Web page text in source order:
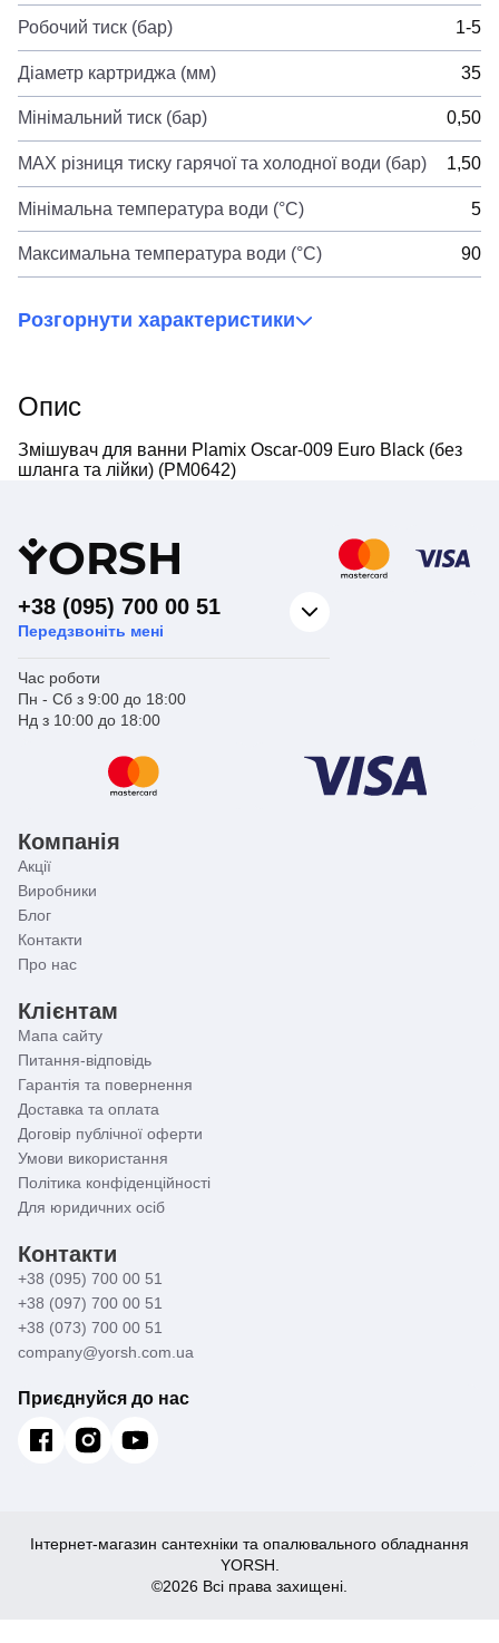
Робочий тиск (бар) 1-5
Діаметр картриджа (мм) 35
Мінімальний тиск (бар) 0,50
MAX різниця тиску гарячої та холодної води (бар) 1,50
Мінімальна температура води (°C) 5
Максимальна температура води (°C) 90
Розгорнути характеристики
Опис
Змішувач для ванни Plamix Oscar-009 Euro Black (без
шланга та лійки) (PM0642)
YORSH
+38 (095) 700 00 51
Передзвоніть мені
Час роботи
Пн - Сб з 9:00 до 18:00
Нд з 10:00 до 18:00
Компанія
Акції
Виробники
Блог
Контакти
Про нас
Клієнтам
Мапа сайту
Питання-відповідь
Гарантія та повернення
Доставка та оплата
Договір публічної оферти
Умови використання
Політика конфіденційності
Для юридичних осіб
Контакти
+38 (095) 700 00 51
+38 (097) 700 00 51
+38 (073) 700 00 51
company@yorsh.com.ua
Приєднуйся до нас
Інтернет-магазин сантехніки та опалювального обладнання
YORSH.
©2026 Всі права захищені.